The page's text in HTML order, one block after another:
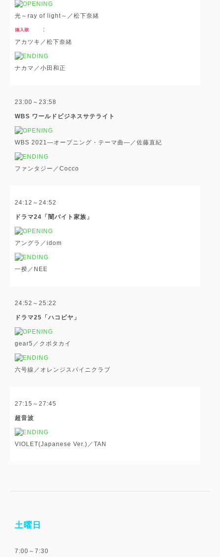
光～ray of light～／松下奈緒
アカツキ／松下奈緒
ナカマ／小田和正
23:00～23:58
WBS ワールドビジネスサテライト
WBS 2021―オープニング・テーマ曲―／佐藤直紀
ファンタジー／Cocco
24:12～24:52
ドラマ24「闇バイト家族」
アングラ／idom
一揆／NEE
24:52～25:22
ドラマ25「ハコビヤ」
gear5／クボタカイ
六号線／オレンジスパイニクラブ
27:15～27:45
超音波
VIOLET(Japanese Ver.)／TAN
土曜日
7:00～7:30